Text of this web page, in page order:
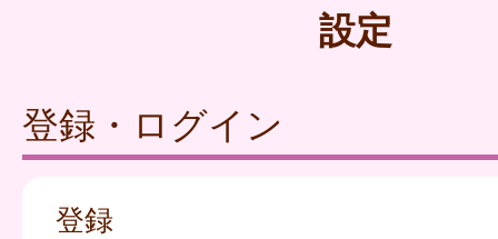
設定
登録・ログイン
登録